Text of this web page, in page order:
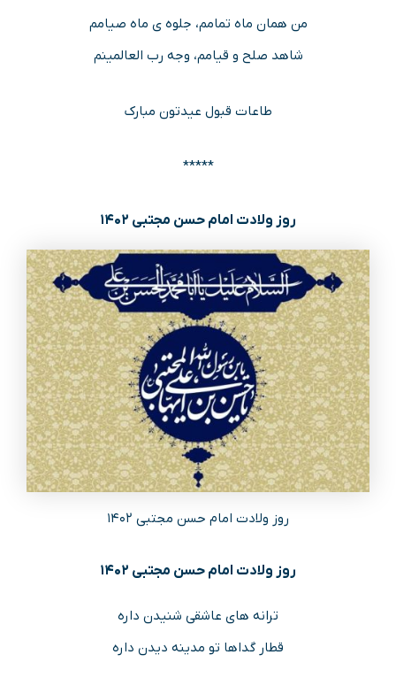
من همان ماه تمامم، جلوه ی ماه صیامم
شاهد صلح و قیامم، وجه رب العالمینم
طاعات قبول عیدتون مبارک
*****
روز ولادت امام حسن مجتبی ۱۴۰۲
روز ولادت امام حسن مجتبی ۱۴۰۲
روز ولادت امام حسن مجتبی ۱۴۰۲
ترانه های عاشقی شنیدن داره
قطار گداها تو مدینه دیدن داره